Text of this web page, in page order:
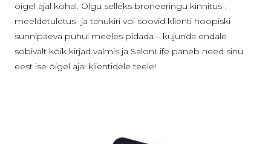
õigel ajal kohal. Olgu selleks broneeringu kinnitus-,
meeldetuletus- ja tänukiri või soovid klienti hoopiski
sünnipäeva puhul meeles pidada – kujunda endale
sobivalt kõik kirjad valmis ja SalonLife paneb need sinu
eest ise õigel ajal klientidele teele!